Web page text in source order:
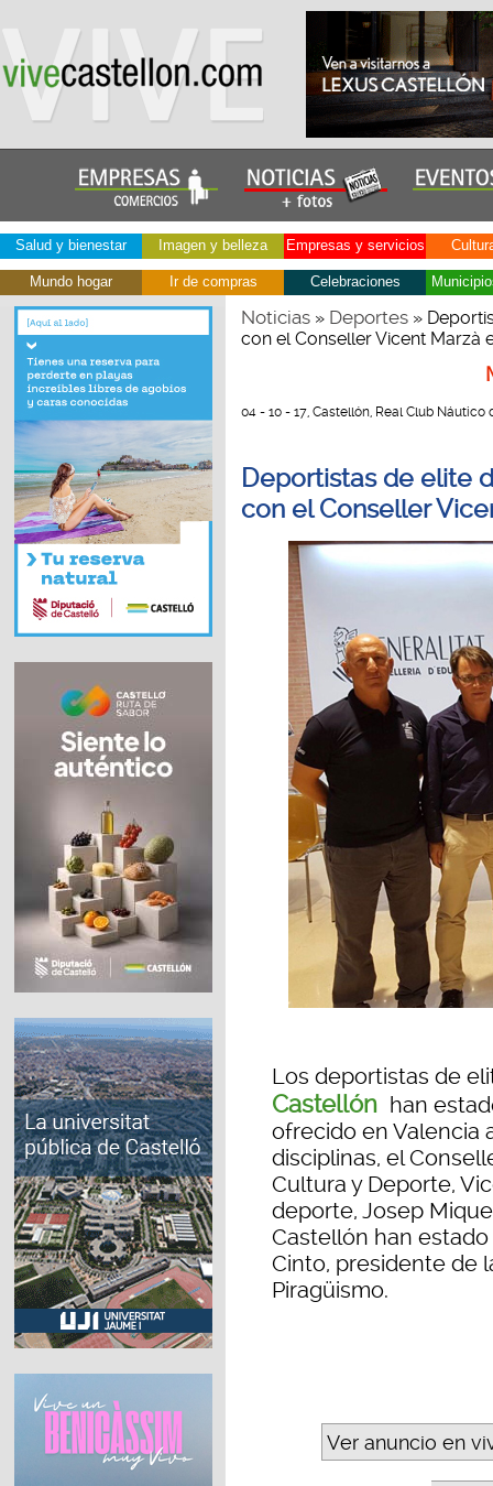
Salud y bienestar Imagen y belleza Empresas y servicios
Mundo hogar Ir de compras Celebraciones
Noticias» Deportes»
con el Conseller Vicent Marzà
04 - 10 - 17, Castellón, Real Club Náutico
Deportistas de elite
con el Conseller
Los deportistas de
Castellón han
ofrecido en Valencia
disciplinas, el
Cultura y Deporte,
deporte, Josep
Castellón han
Cinto, presidente de
Piragüismo.
Ver anuncio en